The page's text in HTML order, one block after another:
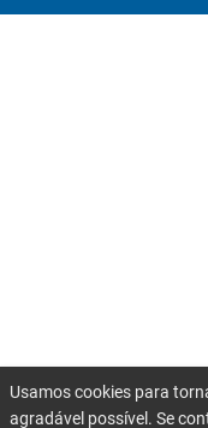
Usamos cookies para
agradável possível. Se